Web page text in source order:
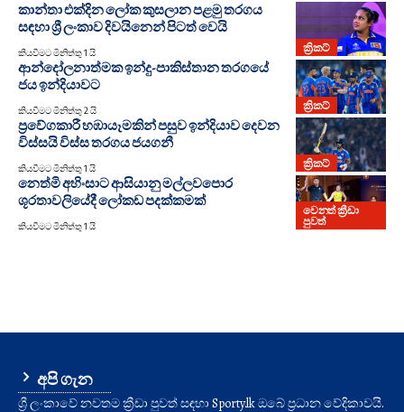
ක්‍රිකට්
කාන්තා එක්දින ලෝක කුසලාන පළමු තරගය
සඳහා ශ්‍රී ලංකාව දිවයිනෙන් පිටත් වෙයි
කියවීමට මිනිත්තු 1 යි
ක්‍රිකට්
ආන්දෝලනාත්මක ඉන්දු-පාකිස්තාන තරගයේ
ජය ඉන්දියාවට
කියවීමට මිනිත්තු 2 යි
ක්‍රිකට්
ප්‍රවේගකාරී හඹායෑමකින් පසුව ඉන්දියාව දෙවන
විස්සයි විස්ස තරගය ජයගනී
කියවීමට මිනිත්තු 1 යි
වෙනත් ක්‍රීඩා
පුවත්
නෙත්මි අහිංසාට ආසියානු මල්ලවපොර
ශූරතාවලියේදී ලෝකඩ පදක්කමක්
කියවීමට මිනිත්තු 1 යි
අපි ගැන
ශ්‍රී ලංකාවේ නවතම ක්‍රීඩා පුවත් සඳහා Sporty.lk ඔබේ ප්‍රධාන වේදිකාවයි.